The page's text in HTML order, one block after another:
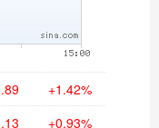
+1.42%
+0.93%